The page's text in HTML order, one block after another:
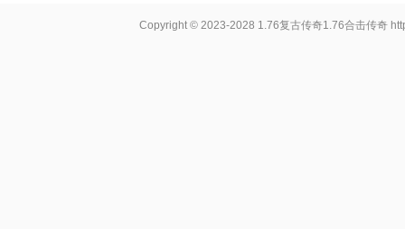
Copyright © 2023-2028 1.76复古传奇1.76合击传奇